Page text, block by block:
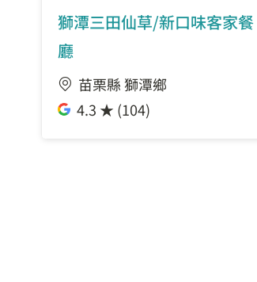
獅潭三田仙草/新口味客家餐
廳
苗栗縣 獅潭鄉
4.3 ★ (104)